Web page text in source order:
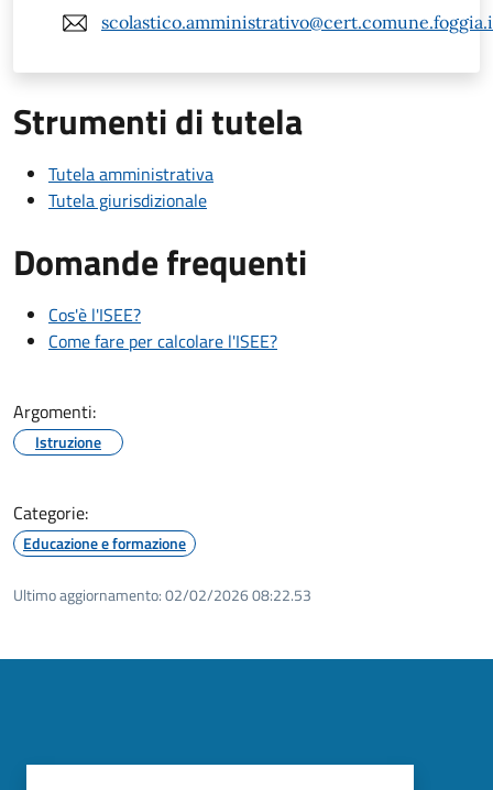
Strumenti di tutela
Tutela amministrativa
Tutela giurisdizionale
Domande frequenti
Cos'è l'ISEE?
Come fare per calcolare l'ISEE?
Argomenti:
Istruzione
Categorie:
Educazione e formazione
Ultimo aggiornamento:02/02/2026 08:22.53